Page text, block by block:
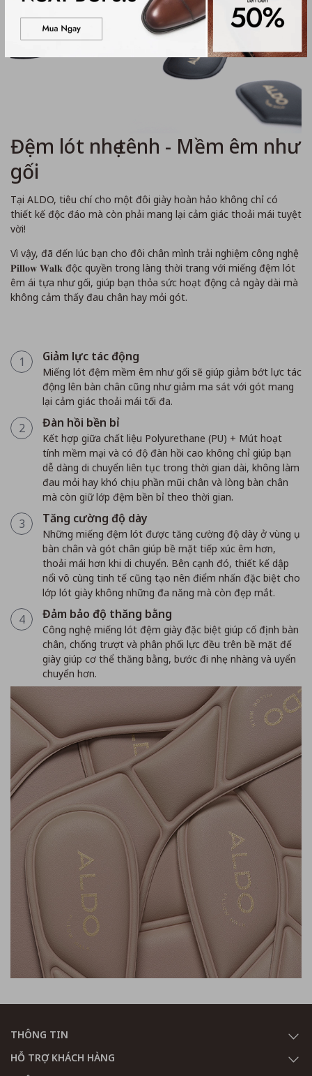
Đệm lót nhẹ tênh - Mềm êm như
gối
Tại ALDO, tiêu chí cho một đôi giày hoàn hảo không chỉ có
thiết kế độc đáo mà còn phải mang lại cảm giác thoải mái tuyệt
vời!
Vì vậy, đã đến lúc bạn cho đôi chân mình trải nghiệm công nghệ
𝐏𝐢𝐥𝐥𝐨𝐰 𝐖𝐚𝐥𝐤 độc quyền trong làng thời trang với miếng đệm lót
êm ái tựa như gối, giúp bạn thỏa sức hoạt động cả ngày dài mà
không cảm thấy đau chân hay mỏi gót.
1 Giảm lực tác động
Miếng lót đệm mềm êm như gối sẽ giúp giảm bớt lực tác
động lên bàn chân cũng như giảm ma sát với gót mang
lại cảm giác thoải mái tối đa.
2 Đàn hồi bền bỉ
Kết hợp giữa chất liệu Polyurethane (PU) + Mút hoạt
tính mềm mại và có độ đàn hồi cao không chỉ giúp bạn
dễ dàng di chuyển liên tục trong thời gian dài, không làm
đau mỏi hay khó chịu phần mũi chân và lòng bàn chân
mà còn giữ lớp đệm bền bỉ theo thời gian.
3 Tăng cường độ dày
Những miếng đệm lót được tăng cường độ dày ở vùng ụ
bàn chân và gót chân giúp bề mặt tiếp xúc êm hơn,
thoải mái hơn khi di chuyển. Bên cạnh đó, thiết kế dập
nổi vô cùng tinh tế cũng tạo nên điểm nhấn đặc biệt cho
lớp lót giày không những đa năng mà còn đẹp mắt.
4 Đảm bảo độ thăng bằng
Công nghệ miếng lót đệm giày đặc biệt giúp cố định bàn
chân, chống trượt và phân phối lực đều trên bề mặt đế
giày giúp cơ thể thăng bằng, bước đi nhẹ nhàng và uyển
chuyển hơn.
THÔNG TIN
HỖ TRỢ KHÁCH HÀNG